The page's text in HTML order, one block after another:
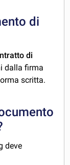
di
di
dalla firma
scritta.
deve